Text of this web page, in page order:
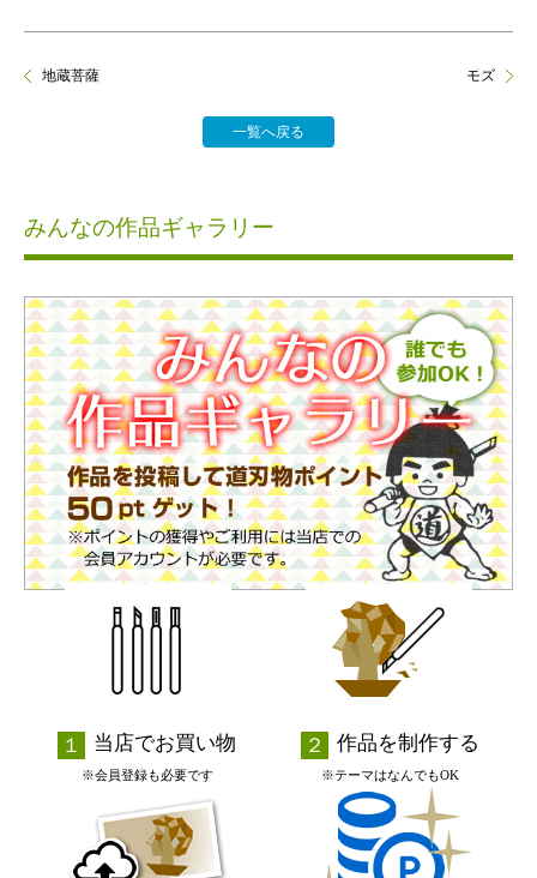
地蔵菩薩
一覧へ戻る
モズ
みんなの作品ギャラリー
当店でお買い物
※会員登録も必要です
作品を制作する
※テーマはなんでもOK